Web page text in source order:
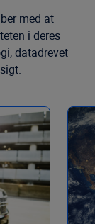
med at
i deres
datadrevet